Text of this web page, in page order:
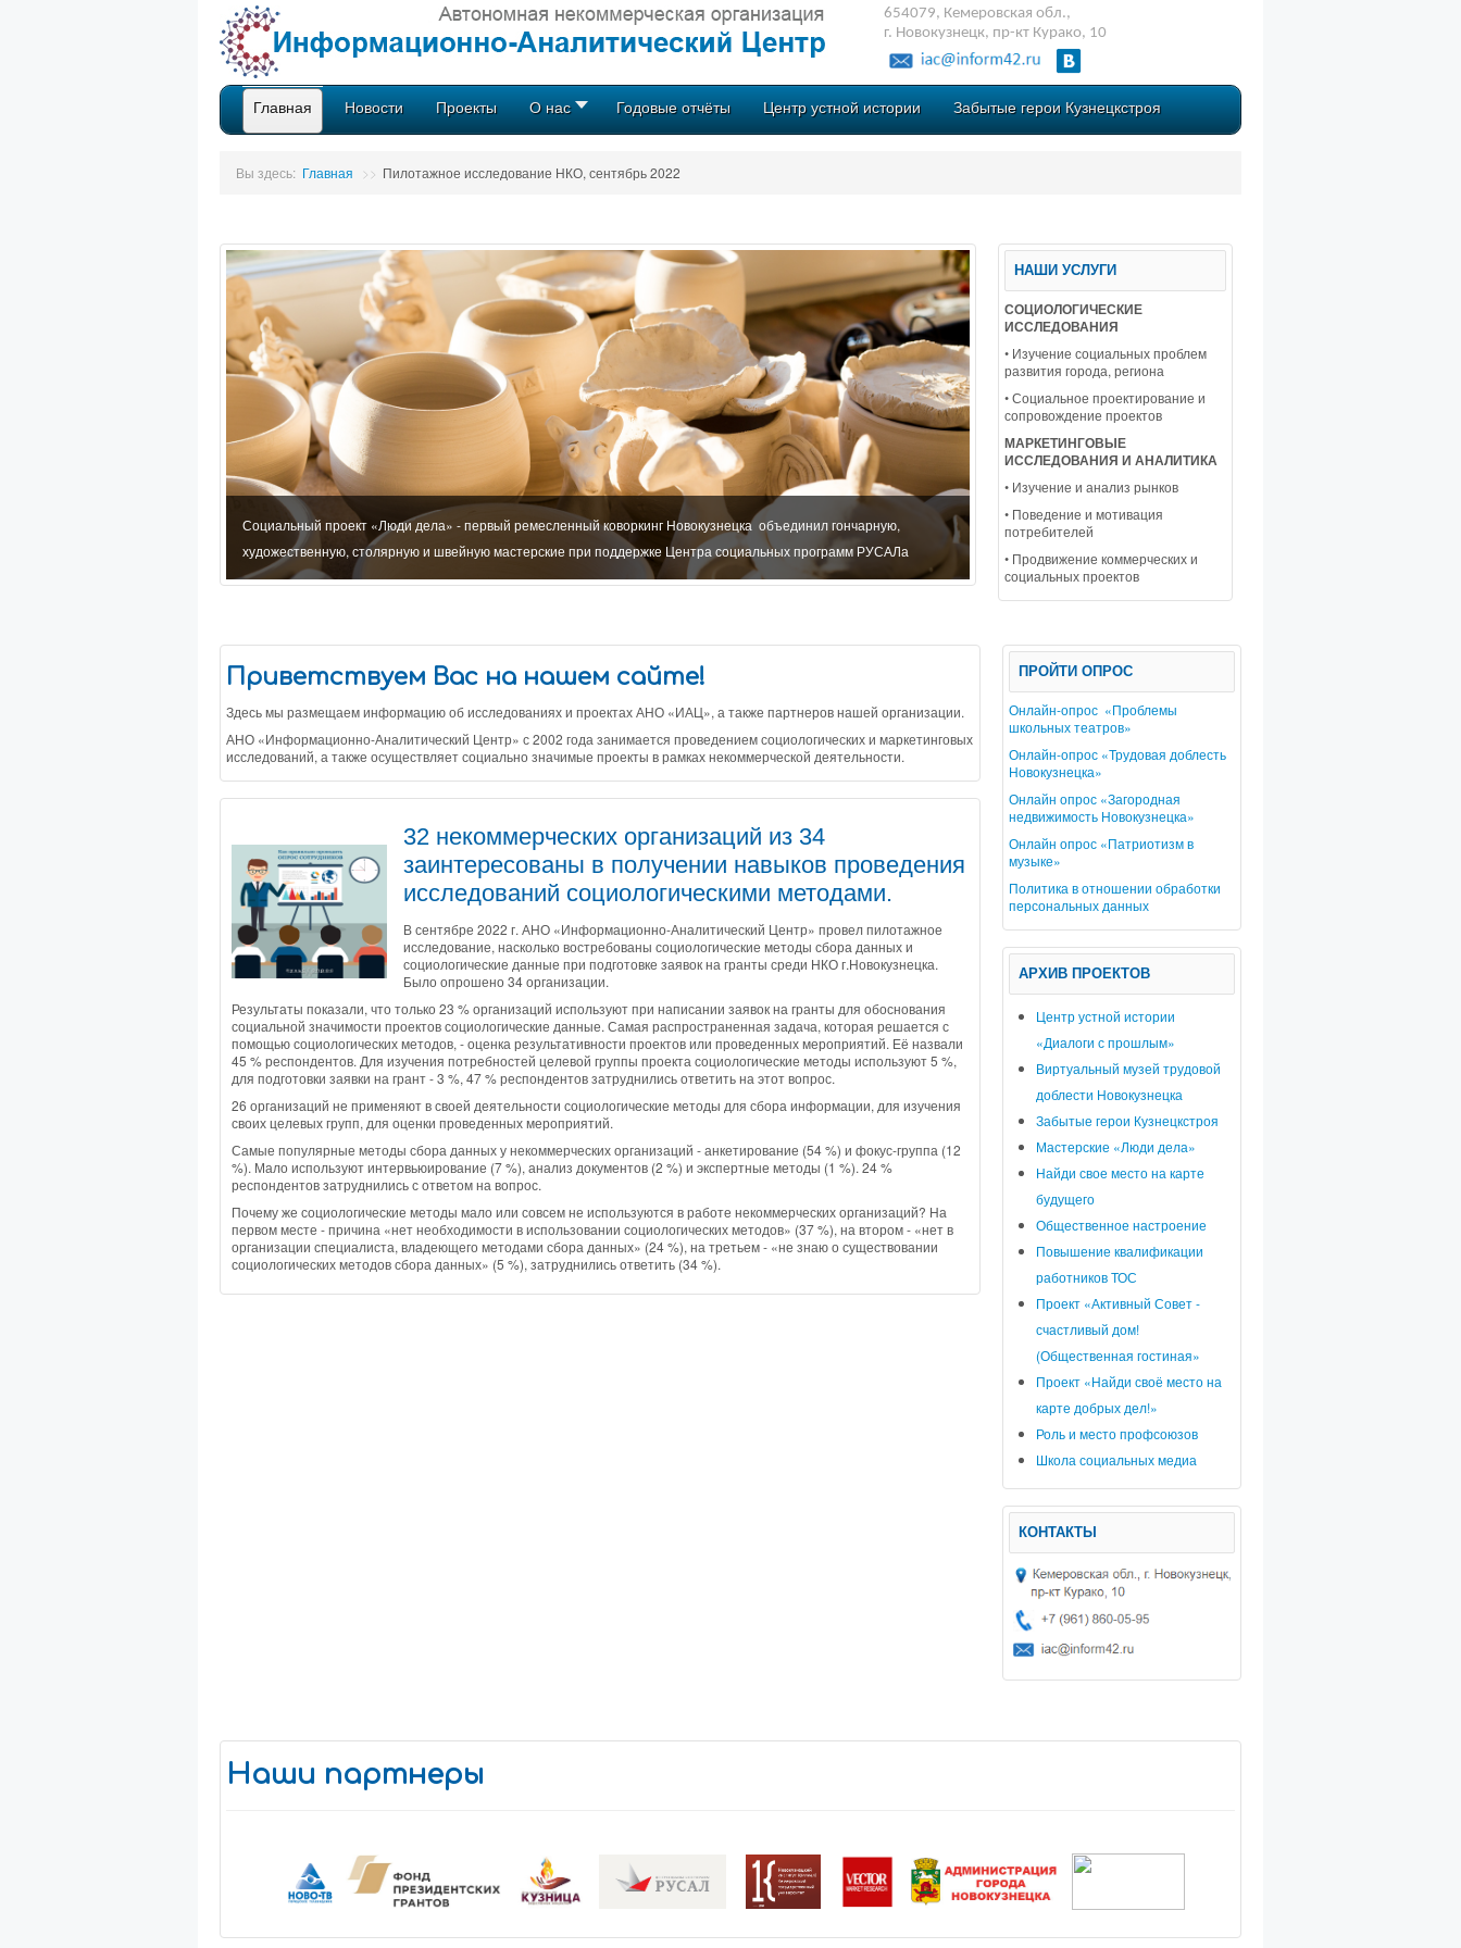
654079, Кемеровская обл.,
г. Новокузнецк, пр-кт Курако, 10
Главная Новости Проекты О нас Годовые отчёты Центр устной истории Забытые герои Кузнецкстроя
Вы здесь: Главная >> Пилотажное исследование НКО, сентябрь 2022
Социальный проект «Люди дела» - первый ремесленный коворкинг Новокузнецка объединил гончарную,
художественную, столярную и швейную мастерские при поддержке Центра социальных программ РУСАЛа
Социальный проект «Найди свое место на карте будущего». Разработка
профессиональной подготовки кадров с учетом социально-
НАШИ УСЛУГИ
СОЦИОЛОГИЧЕСКИЕ
ИССЛЕДОВАНИЯ
• Изучение социальных проблем
развития города, региона
• Социальное проектирование и
сопровождение проектов
МАРКЕТИНГОВЫЕ
ИССЛЕДОВАНИЯ И АНАЛИТИКА
• Изучение и анализ рынков
• Поведение и мотивация
потребителей
• Продвижение коммерческих и
социальных проектов
Приветствуем Вас на нашем сайте!
Здесь мы размещаем информацию об исследованиях и проектах АНО «ИАЦ», а также партнеров нашей организации.
АНО «Информационно-Аналитический Центр» с 2002 года занимается проведением социологических и маркетинговых
исследований, а также осуществляет социально значимые проекты в рамках некоммерческой деятельности.
32 некоммерческих организаций из 34
заинтересованы в получении навыков проведения
исследований социологическими методами.
В сентябре 2022 г. АНО «Информационно-Аналитический Центр» провел пилотажное
исследование, насколько востребованы социологические методы сбора данных и
социологические данные при подготовке заявок на гранты среди НКО г.Новокузнецка.
Было опрошено 34 организации.
Результаты показали, что только 23 % организаций используют при написании заявок на гранты для обоснования
социальной значимости проектов социологические данные. Самая распространенная задача, которая решается с
помощью социологических методов, - оценка результативности проектов или проведенных мероприятий. Её назвали
45 % респондентов. Для изучения потребностей целевой группы проекта социологические методы используют 5 %,
для подготовки заявки на грант - 3 %, 47 % респондентов затруднились ответить на этот вопрос.
26 организаций не применяют в своей деятельности социологические методы для сбора информации, для изучения
своих целевых групп, для оценки проведенных мероприятий.
Самые популярные методы сбора данных у некоммерческих организаций - анкетирование (54 %) и фокус-группа (12
%). Мало используют интервьюирование (7 %), анализ документов (2 %) и экспертные методы (1 %). 24 %
респондентов затруднились с ответом на вопрос.
Почему же социологические методы мало или совсем не используются в работе некоммерческих организаций? На
первом месте - причина «нет необходимости в использовании социологических методов» (37 %), на втором - «нет в
организации специалиста, владеющего методами сбора данных» (24 %), на третьем - «не знаю о существовании
социологических методов сбора данных» (5 %), затруднились ответить (34 %).
ПРОЙТИ ОПРОС
Онлайн-опрос «Проблемы
школьных театров»
Онлайн-опрос «Трудовая доблесть
Новокузнецка»
Онлайн опрос «Загородная
недвижимость Новокузнецка»
Онлайн опрос «Патриотизм в
музыке»
Политика в отношении обработки
персональных данных
АРХИВ ПРОЕКТОВ
Центр устной истории
«Диалоги с прошлым»
Виртуальный музей трудовой
доблести Новокузнецка
Забытые герои Кузнецкстроя
Мастерские «Люди дела»
Найди свое место на карте
будущего
Общественное настроение
Повышение квалификации
работников ТОС
Проект «Активный Совет -
счастливый дом!
(Общественная гостиная»
Проект «Найди своё место на
карте добрых дел!»
Роль и место профсоюзов
Школа социальных медиа
КОНТАКТЫ
Наши партнеры